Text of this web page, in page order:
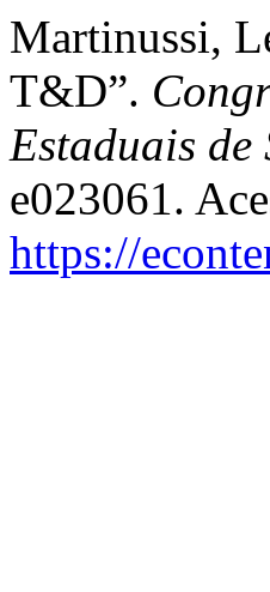
Martinussi,
T&D”.
Estaduais de
e023061.
https://